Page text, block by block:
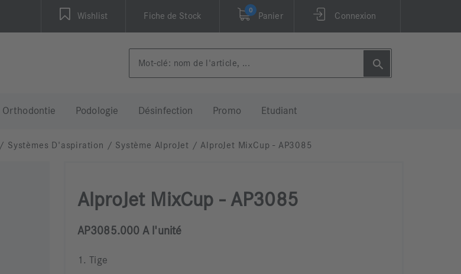
Wishlist Fiche de Stock
0
Panier Connexion
Orthodontie Podologie Désinfection Promo Etudiant
/ Systèmes D'aspiration / Système AlproJet / AlproJet MixCup - AP3085
AlproJet MixCup - AP3085
AP3085.000 A l'unité
1. Tige